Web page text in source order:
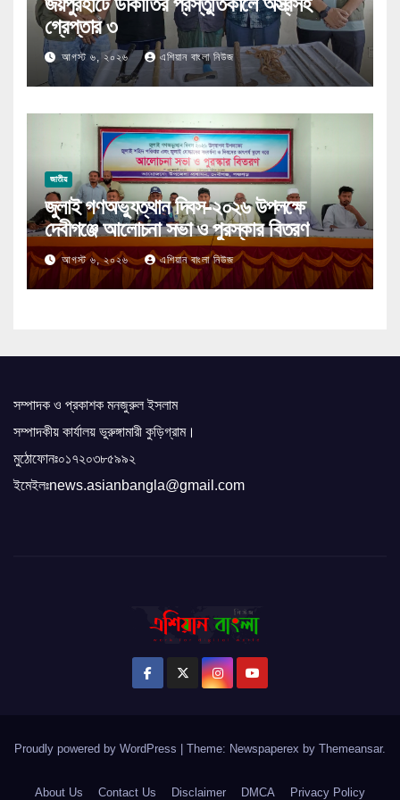
গ্রেপ্তার ৩
আগস্ট ৬, ২০২৬ এশিয়ান বাংলা নিউজ
জাতীয়
জুলাই গণঅভ্যুত্থান দিবস-২০২৬ উপলক্ষে
দেবীগঞ্জে আলোচনা সভা ও পুরস্কার বিতরণ
আগস্ট ৬, ২০২৬ এশিয়ান বাংলা নিউজ
সম্পাদক ও প্রকাশক মনজুরুল ইসলাম
সম্পাদকীয় কার্যালয় ভুরুঙ্গামারী কুড়িগ্রাম।
মুঠোফোনঃ০১৭২০৩৮৫৯৯২
ইমেইলঃnews.asianbangla@gmail.com
Proudly powered by WordPress Theme: Newspaperex by Themeansar.
About Us Contact Us Disclaimer DMCA Privacy Policy